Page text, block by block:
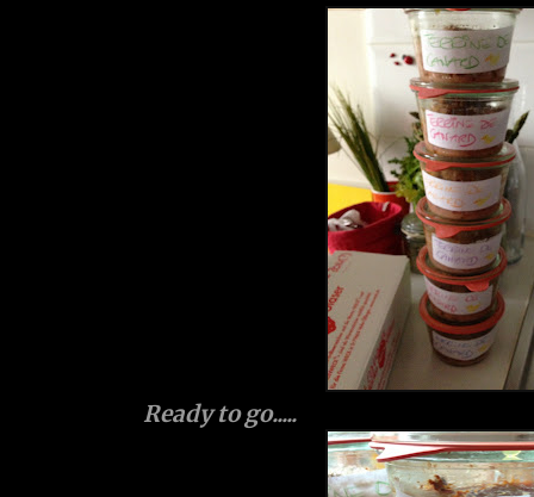
Ready to go.....